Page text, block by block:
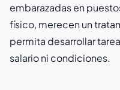
embarazadas en
físico, merecen un
permita desarrollar
salario ni condiciones.